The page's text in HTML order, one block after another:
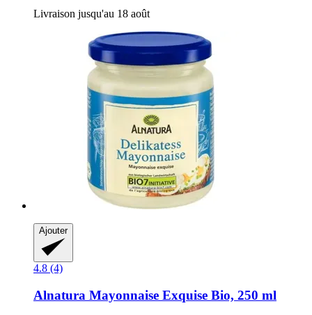
Livraison jusqu'au 18 août
Ajouter
4.8 (4)
Alnatura Mayonnaise Exquise Bio, 250 ml